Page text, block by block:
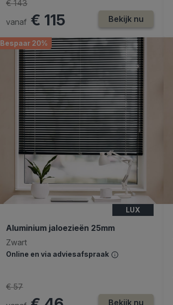
vanaf € 115
€ 143
Bekijk nu
Bespaar 20%
LUX
Aluminium jaloezieën 25mm
Zwart
Online en via adviesafspraak
€ 57
Bekijk nu